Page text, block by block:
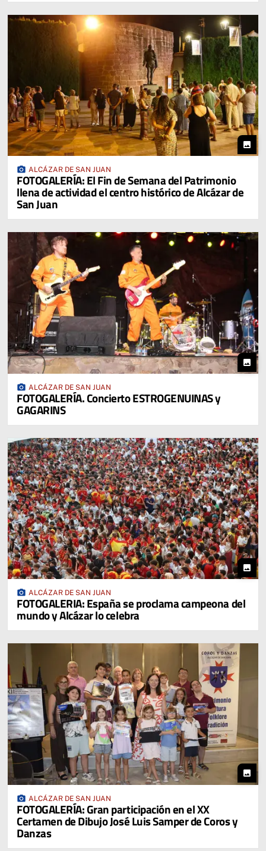
photo
photo_camera ALCÁZAR DE SAN JUAN
FOTOGALERÍA: El Fin de Semana del Patrimonio
llena de actividad el centro histórico de Alcázar de
San Juan
photo
photo_camera ALCÁZAR DE SAN JUAN
FOTOGALERÍA. Concierto ESTROGENUINAS y
GAGARINS
photo
photo_camera ALCÁZAR DE SAN JUAN
FOTOGALERIA: España se proclama campeona del
mundo y Alcázar lo celebra
photo
photo_camera ALCÁZAR DE SAN JUAN
FOTOGALERÍA: Gran participación en el XX
Certamen de Dibujo José Luis Samper de Coros y
Danzas